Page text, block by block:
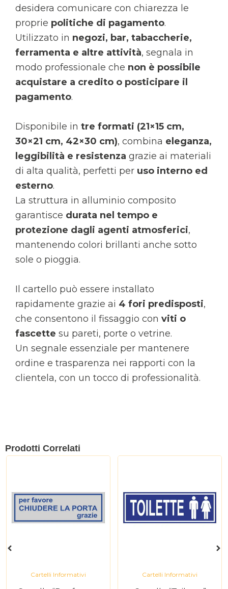
desidera comunicare con chiarezza le
proprie politiche di pagamento.
Utilizzato in negozi, bar, tabaccherie,
ferramenta e altre attività, segnala in
modo professionale che non è possibile
acquistare a credito o posticipare il
pagamento.
Disponibile in tre formati (21×15 cm,
30×21 cm, 42×30 cm), combina eleganza,
leggibilità e resistenza grazie ai materiali
di alta qualità, perfetti per uso interno ed
esterno.
La struttura in alluminio composito
garantisce durata nel tempo e
protezione dagli agenti atmosferici,
mantenendo colori brillanti anche sotto
sole o pioggia.
Il cartello può essere installato
rapidamente grazie ai 4 fori predisposti,
che consentono il fissaggio con viti o
fascette su pareti, porte o vetrine.
Un segnale essenziale per mantenere
ordine e trasparenza nei rapporti con la
clientela, con un tocco di professionalità.
Prodotti Correlati
Cartelli Informativi Cartelli Informativi